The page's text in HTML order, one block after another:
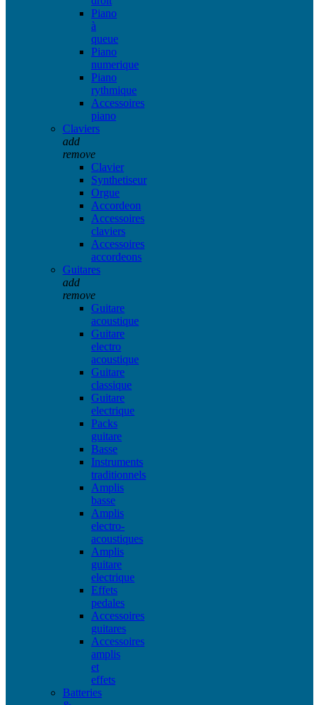
Piano
à
queue
Piano
numerique
Piano
rythmique
Accessoires
piano
Claviers
add
remove
Clavier
Synthetiseur
Orgue
Accordeon
Accessoires
claviers
Accessoires
accordeons
Guitares
add
remove
Guitare
acoustique
Guitare
electro
acoustique
Guitare
classique
Guitare
electrique
Packs
guitare
Basse
Instruments
traditionnels
Amplis
basse
Amplis
electro-
acoustiques
Amplis
guitare
electrique
Effets
pedales
Accessoires
guitares
Accessoires
amplis
et
effets
Batteries